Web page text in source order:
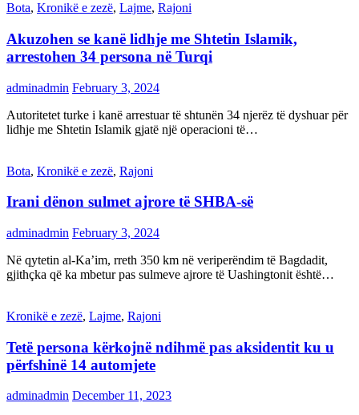
Bota, Kronikë e zezë, Lajme, Rajoni
Akuzohen se kanë lidhje me Shtetin Islamik,
arrestohen 34 persona në Turqi
adminadmin February 3, 2024
Autoritetet turke i kanë arrestuar të shtunën 34 njerëz të dyshuar për
lidhje me Shtetin Islamik gjatë një operacioni të…
Bota, Kronikë e zezë, Rajoni
Irani dënon sulmet ajrore të SHBA-së
adminadmin February 3, 2024
Në qytetin al-Ka’im, rreth 350 km në veriperëndim të Bagdadit,
gjithçka që ka mbetur pas sulmeve ajrore të Uashingtonit është…
Kronikë e zezë, Lajme, Rajoni
Tetë persona kërkojnë ndihmë pas aksidentit ku u
përfshinë 14 automjete
adminadmin December 11, 2023